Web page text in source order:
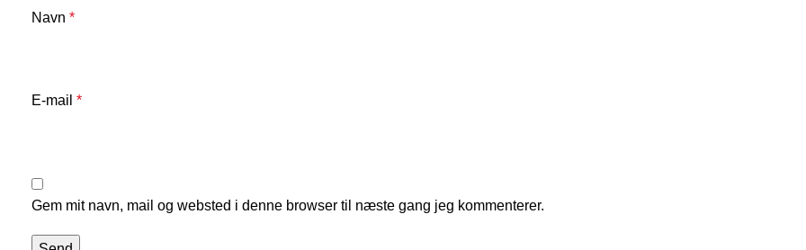
Navn *
E-mail *
Gem mit navn, mail og websted i denne browser til næste gang jeg kommenterer.